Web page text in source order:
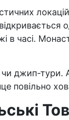
часі.
чи джип-
повільно